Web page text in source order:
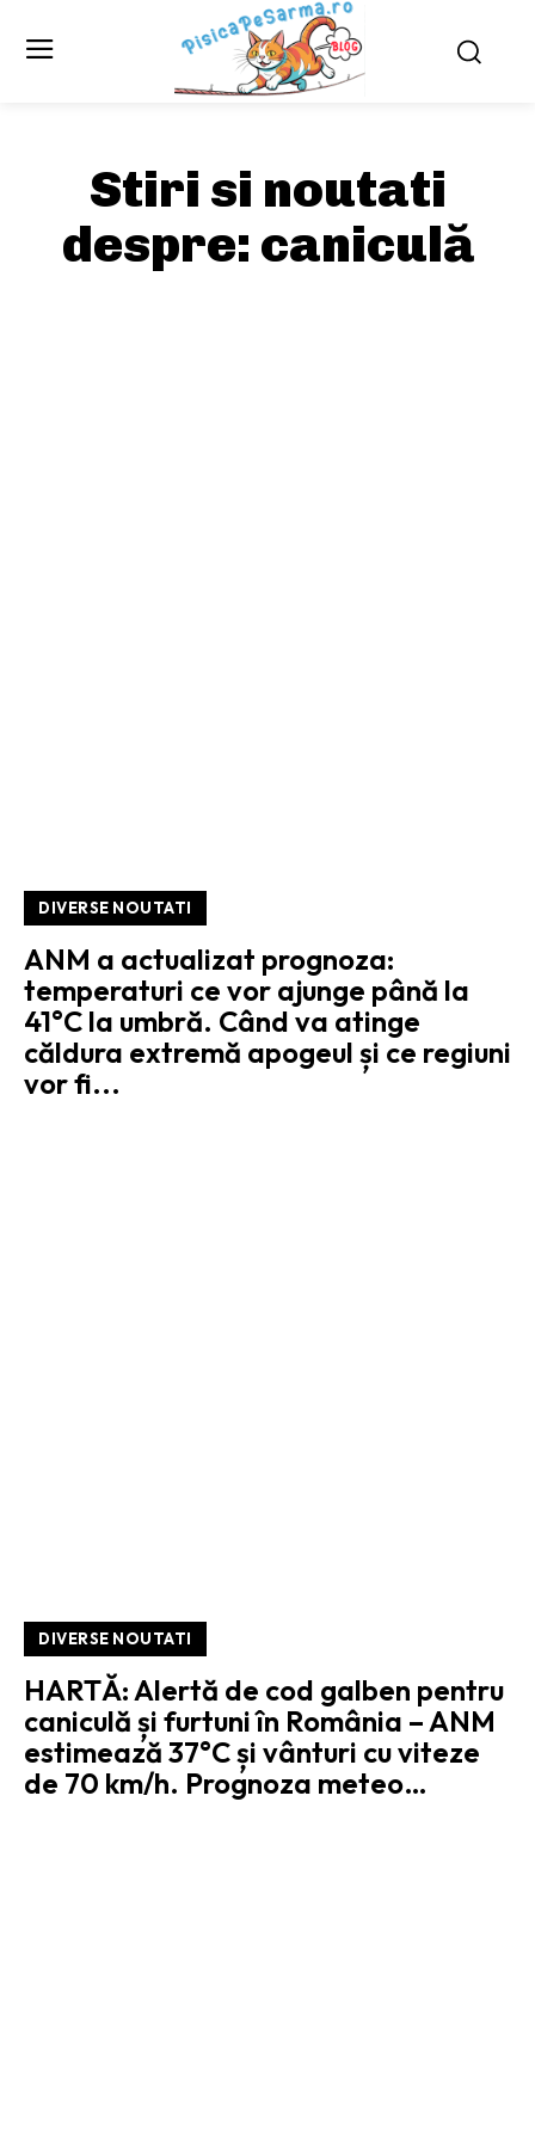
Stiri si noutati
despre: caniculă
DIVERSE NOUTATI
ANM a actualizat prognoza:
temperaturi ce vor ajunge până la
41°C la umbră. Când va atinge
căldura extremă apogeul și ce regiuni
vor fi...
DIVERSE NOUTATI
HARTĂ: Alertă de cod galben pentru
caniculă și furtuni în România – ANM
estimează 37°C și vânturi cu viteze
de 70 km/h. Prognoza meteo…